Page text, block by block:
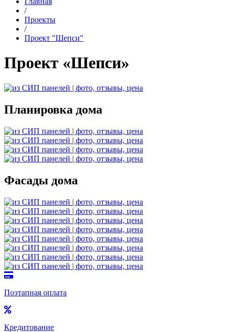
/
Проекты
/
Проект "Шепси"
Проект «Шепси»
Планировка дома
Фасады дома
Поэтапная оплата
Кредитование